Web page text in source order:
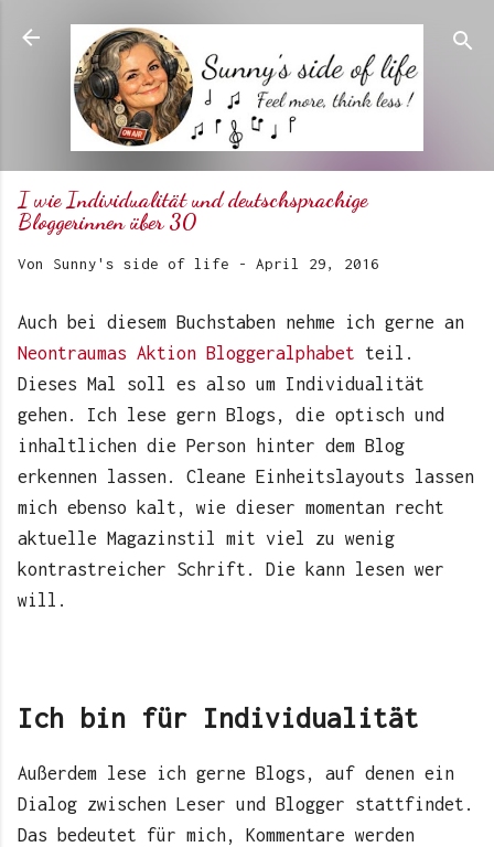
Direkt zum Hauptbereich
I wie Individualität und deutschsprachige
Bloggerinnen über 30
Von Sunny's side of life - April 29, 2016
Auch bei diesem Buchstaben nehme ich gerne an
Neontraumas Aktion Bloggeralphabet teil.
Dieses Mal soll es also um Individualität
gehen. Ich lese gern Blogs, die optisch und
inhaltlichen die Person hinter dem Blog
erkennen lassen. Cleane Einheitslayouts lassen
mich ebenso kalt, wie dieser momentan recht
aktuelle Magazinstil mit viel zu wenig
kontrastreicher Schrift. Die kann lesen wer
will.
Ich bin für Individualität
Außerdem lese ich gerne Blogs, auf denen ein
Dialog zwischen Leser und Blogger stattfindet.
Das bedeutet für mich, Kommentare werden